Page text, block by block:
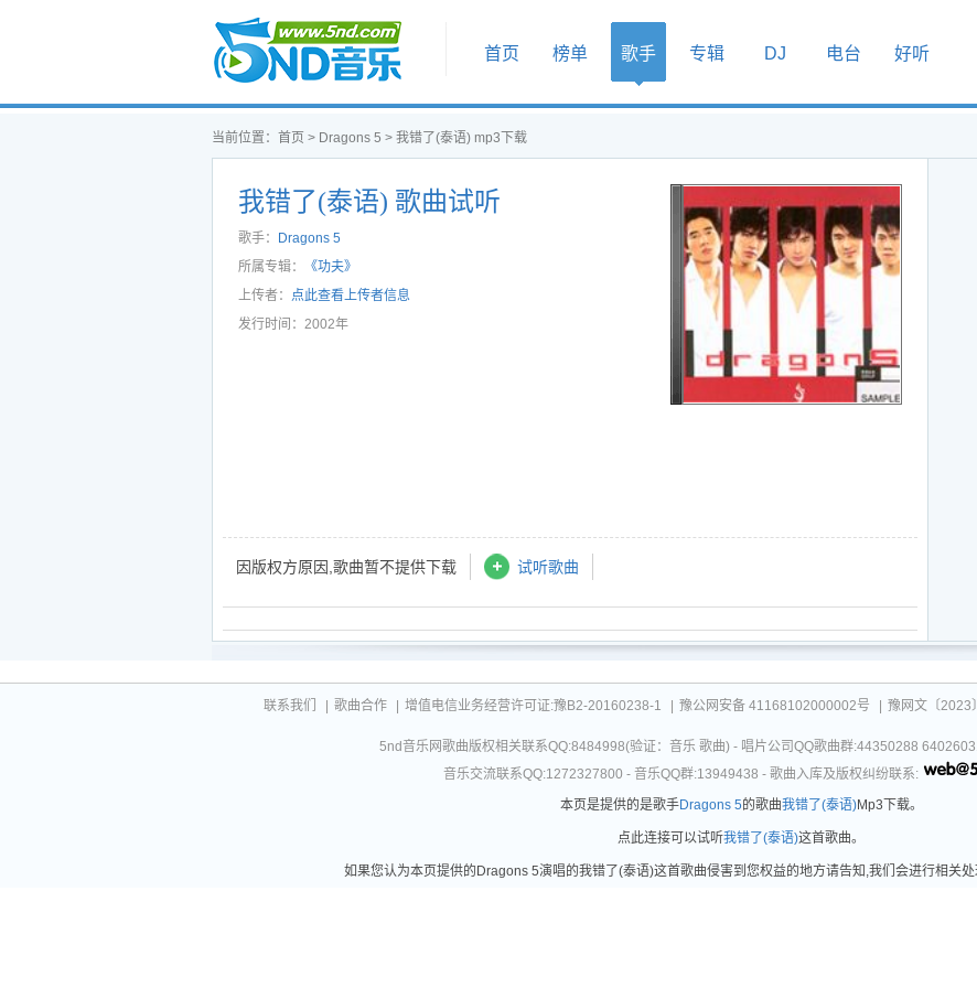
首页
首页 榜单 歌手 专辑 DJ 电台 好听
当前位置： 首页 > Dragons 5 > 我错了(泰语) mp3下载
我错了(泰语) 歌曲试听
歌手：
Dragons 5
所属专辑：
《功夫》
上传者： 点此查看上传者信息
发行时间：2002年
因版权方原因,歌曲暂不提供下载 试听歌曲
联系我们 歌曲合作 增值电信业务经营许可证:豫B2-20160238-1 豫公网安备 41168102000002号 豫网文〔2023
5nd音乐网歌曲版权相关联系QQ:8484998(验证：音乐 歌曲) - 唱片公司QQ歌曲群:44350288
音乐交流联系QQ:1272327800 - 音乐QQ群:13949438 - 歌曲入库及版权纠纷联系:
本页是提供的是歌手Dragons 5的歌曲我错了(泰语)Mp3下载。
点此连接可以试听我错了(泰语)这首歌曲。
如果您认为本页提供的Dragons 5演唱的我错了(泰语)这首歌曲侵害到您权益的地方请告知,我们会进行相关